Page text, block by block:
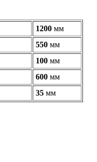
1200 мм
550 мм
100 мм
600 мм
35 мм